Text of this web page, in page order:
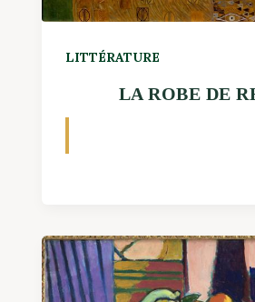
LITTÉRATURE
LA ROBE DE